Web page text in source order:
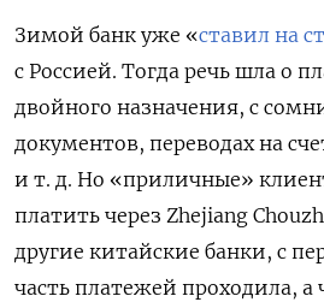
Зимой банк уже «ставил на
с Россией. Тогда речь шла о
двойного назначения, с
документов, переводах на
и т. д. Но «приличные»
платить через Zhejiang
другие китайские банки, с
часть платежей проходила, а